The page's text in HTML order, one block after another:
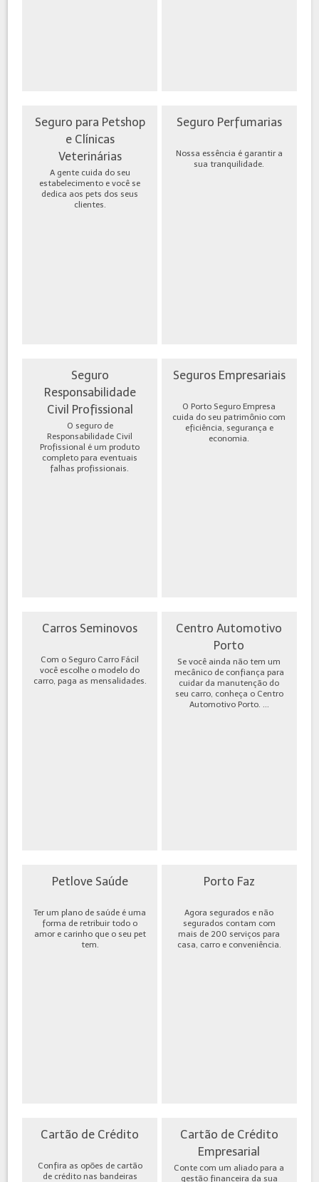
Seguro para Petshop
e Clínicas
Veterinárias
A gente cuida do seu
estabelecimento e você se
dedica aos pets dos seus
clientes.
Seguro Perfumarias
Nossa essência é garantir a
sua tranquilidade.
Seguro
Responsabilidade
Civil Profissional
O seguro de
Responsabilidade Civil
Profissional é um produto
completo para eventuais
falhas profissionais.
Seguros Empresariais
O Porto Seguro Empresa
cuida do seu patrimônio com
eficiência, segurança e
economia.
Carros Seminovos
Com o Seguro Carro Fácil
você escolhe o modelo do
carro, paga as mensalidades.
Centro Automotivo
Porto
Se você ainda não tem um
mecânico de confiança para
cuidar da manutenção do
seu carro, conheça o Centro
Automotivo Porto. ...
Petlove Saúde
Ter um plano de saúde é uma
forma de retribuir todo o
amor e carinho que o seu pet
tem.
Porto Faz
Agora segurados e não
segurados contam com
mais de 200 serviços para
casa, carro e conveniência.
Cartão de Crédito
Confira as opões de cartão
de crédito nas bandeiras
Cartão de Crédito
Empresarial
Conte com um aliado para a
gestão financeira da sua